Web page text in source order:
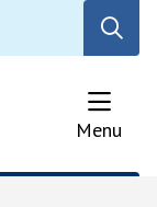
Open
search
form
Menu